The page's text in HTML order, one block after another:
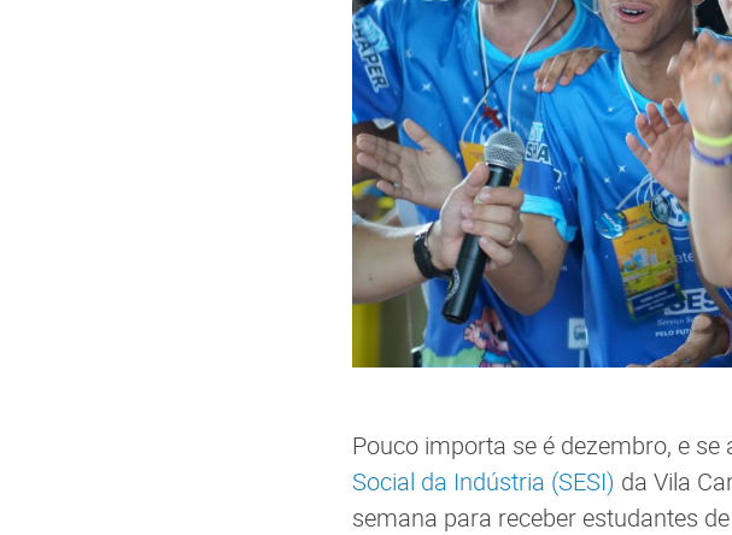
Pouco importa se é dezembro, e
Social da Indústria (SESI) da Vila
semana para receber estudantes